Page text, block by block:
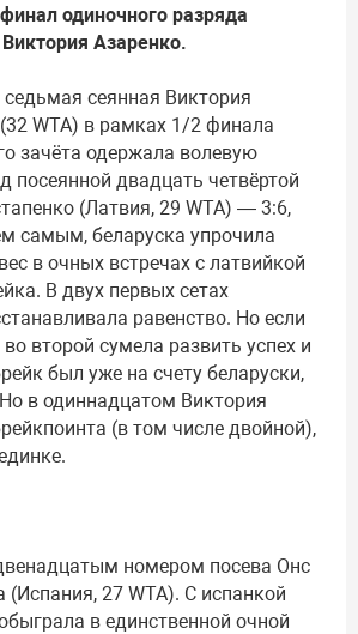
одиночного разряда
Азаренко.
сеянная Виктория
WTA) в рамках 1/2 финала
зачёта одержала волевую
посеянной двадцать четвёртой
(Латвия, 29 WTA) — 3:6,
самым, беларуска упрочила
в очных встречах с латвийкой
В двух первых сетах
равенство. Но если
второй сумела развить успех и
был уже на счету беларуски,
в одиннадцатом Виктория
(в том числе двойной),
номером посева Онс
27 WTA). С испанкой
в единственной очной